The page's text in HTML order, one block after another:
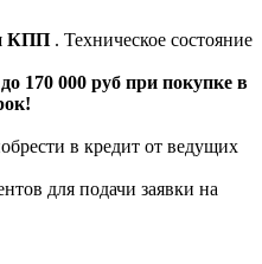
КПП . Техническое состояние
170 000 руб при покупке в
в кредит от ведущих
для подачи заявки на